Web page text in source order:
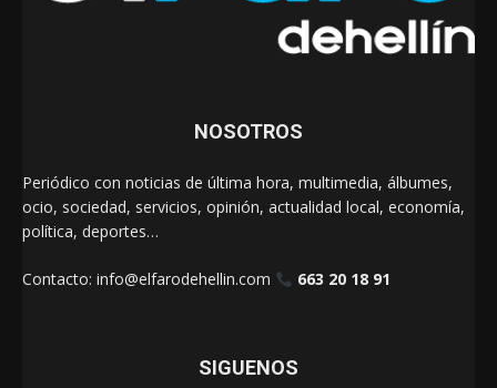
NOSOTROS
Periódico con noticias de última hora, multimedia, álbumes,
ocio, sociedad, servicios, opinión, actualidad local, economía,
política, deportes…
Contacto: info@elfarodehellin.com 663 20 18 91
SIGUENOS